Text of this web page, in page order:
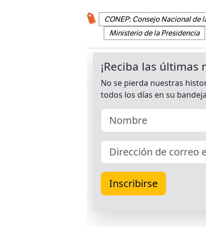
CONEP: Consejo Nacional de
Ministerio de la Presidencia